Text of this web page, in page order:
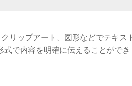
リップアート、図形などでテキス
で内容を明確に伝えることがで